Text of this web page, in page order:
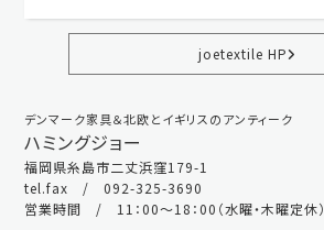
joetextile HP
デンマーク家具＆北欧とイギリスのアンティーク
ハミングジョー
福岡県糸島市二丈浜窪179-1
tel.fax / 092-325-3690
営業時間 / 11：00～18：00（水曜・木曜定休）